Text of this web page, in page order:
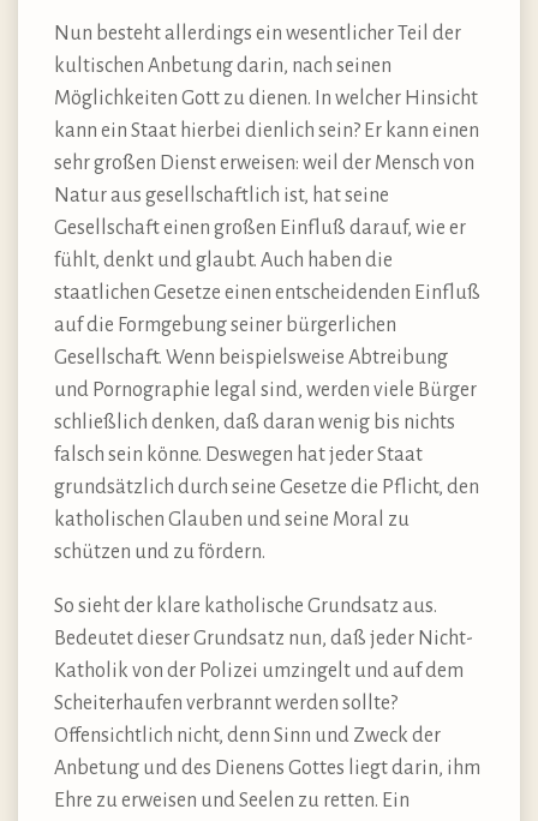
Nun besteht allerdings ein wesentlicher Teil der
kultischen Anbetung darin, nach seinen
Möglichkeiten Gott zu dienen. In welcher Hinsicht
kann ein Staat hierbei dienlich sein? Er kann einen
sehr großen Dienst erweisen: weil der Mensch von
Natur aus gesellschaftlich ist, hat seine
Gesellschaft einen großen Einfluß darauf, wie er
fühlt, denkt und glaubt. Auch haben die
staatlichen Gesetze einen entscheidenden Einfluß
auf die Formgebung seiner bürgerlichen
Gesellschaft. Wenn beispielsweise Abtreibung
und Pornographie legal sind, werden viele Bürger
schließlich denken, daß daran wenig bis nichts
falsch sein könne. Deswegen hat jeder Staat
grundsätzlich durch seine Gesetze die Pflicht, den
katholischen Glauben und seine Moral zu
schützen und zu fördern.
So sieht der klare katholische Grundsatz aus.
Bedeutet dieser Grundsatz nun, daß jeder Nicht-
Katholik von der Polizei umzingelt und auf dem
Scheiterhaufen verbrannt werden sollte?
Offensichtlich nicht, denn Sinn und Zweck der
Anbetung und des Dienens Gottes liegt darin, ihm
Ehre zu erweisen und Seelen zu retten. Ein